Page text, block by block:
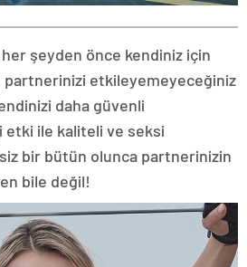
her şeyden önce kendiniz için
partnerinizi etkileyemeyeceğiniz
daha güvenli
ile kaliteli ve seksi
bir bütün olunca partnerinizin
bile değil!